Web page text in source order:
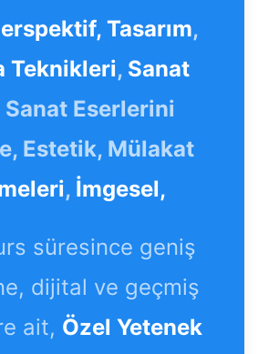
Tasarım,
Teknikleri, Sanat
Sanat Eserlerini
Estetik, Mülakat
, İmgesel,
süresince geniş
dijital ve geçmiş
ait, Özel Yetenek